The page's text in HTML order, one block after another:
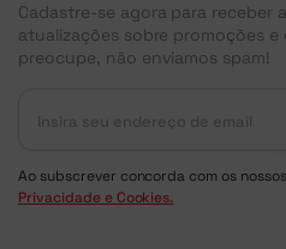
Cadastre-se agora para receber
atualizações sobre promoções e
preocupe, não enviamos spam!
Ao subscrever concorda com os nossos
Privacidade e Cookies.